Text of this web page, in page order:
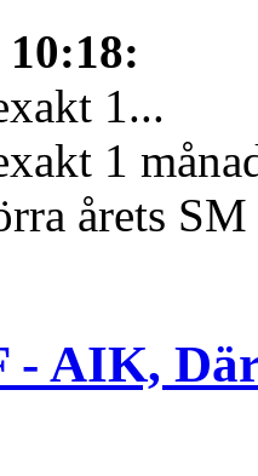
10:18:
1...
1
årets
- AIK,